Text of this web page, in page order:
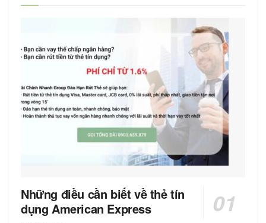
Những điều cần biết về thẻ tín
dụng American Express